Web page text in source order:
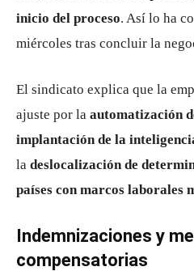
inicio del proceso. Así lo ha
miércoles tras concluir la
El sindicato explica que la
ajuste por la automatización
implantación de la
la deslocalización de
países con marcos laborales
Indemnizaciones y
compensatorias